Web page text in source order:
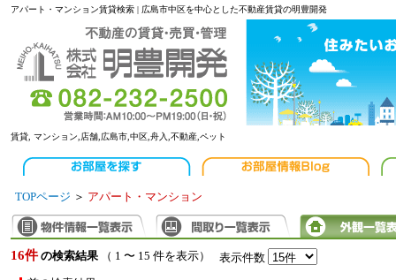
アパート・マンション賃貸検索 | 広島市中区を中心とした不動産賃貸の明豊開発
賃貸, マンション,店舗,広島市,中区,舟入,不動産,ペット
TOPページ ＞ アパート・マンション
16件 の検索結果 （ 1 〜 15 件を表示） 表示件数